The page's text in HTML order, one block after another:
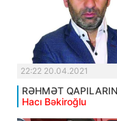
22:22 20.04.2021
RƏHMƏT
Hacı Bəkiroğlu